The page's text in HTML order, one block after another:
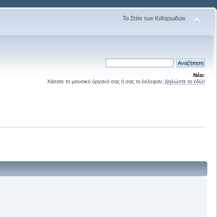
Το Στέκι των Κιθαρωδών
Νέα:
Χάσατε το μουσικό όργανό σας ή σας το έκλεψαν; Δηλώστε το εδώ!